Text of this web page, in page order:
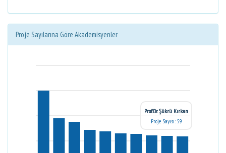
Proje Sayılarına Göre Akademisyenler
Prof.Dr. Şükrü Kırkan
Proje Sayısı: 59